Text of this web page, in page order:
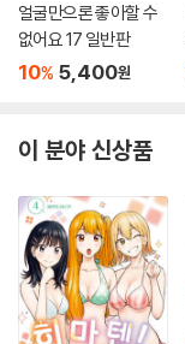
얼굴만으론 좋아할 수
없어요 17 일반판
10% 5,400원
이 분야 신상품